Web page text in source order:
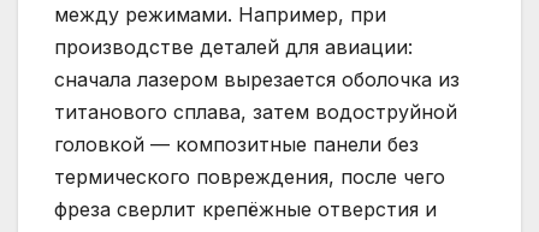
между режимами. Например, при
производстве деталей для авиации:
сначала лазером вырезается оболочка из
титанового сплава, затем водоструйной
головкой — композитные панели без
термического повреждения, после чего
фреза сверлит крепёжные отверстия и